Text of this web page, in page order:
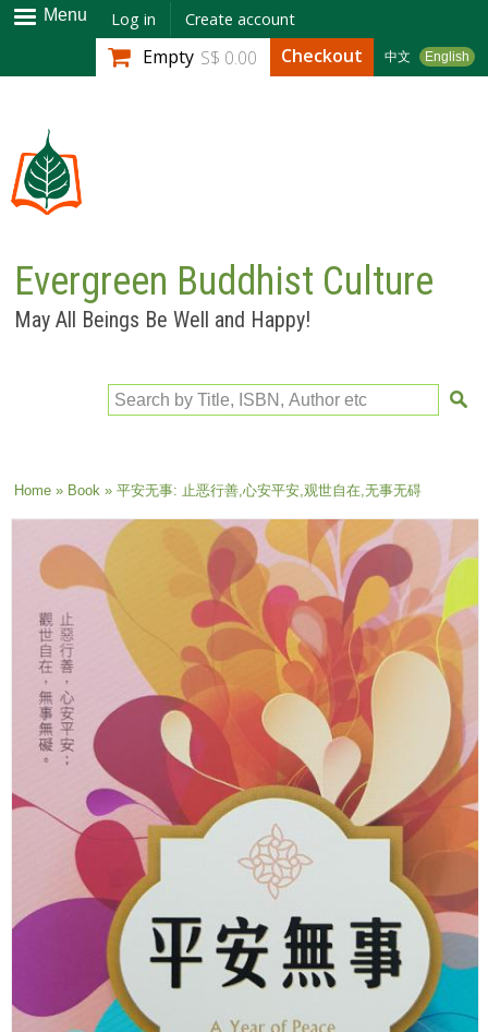
Skip to
main
content
Menu Log in Create account
中文 English
Empty S$ 0.00 Checkout
Evergreen Buddhist Culture
May All Beings Be Well and Happy!
Search by Title, ISBN, Author etc
You are here
Home» Book» 平安无事: 止恶行善,心安平安,观世自在,无事无碍